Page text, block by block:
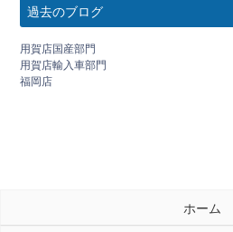
過去のブログ
用賀店国産部門
用賀店輸入車部門
福岡店
ホーム